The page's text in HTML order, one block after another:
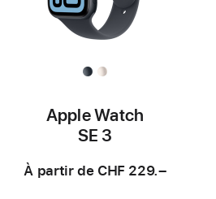
Apple Watch
SE 3
À partir de CHF 229.–